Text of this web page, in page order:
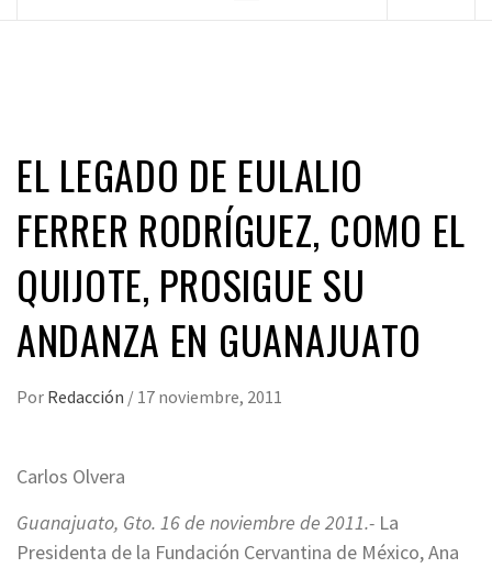
EL LEGADO DE EULALIO
FERRER RODRÍGUEZ, COMO EL
QUIJOTE, PROSIGUE SU
ANDANZA EN GUANAJUATO
Por Redacción / 17 noviembre, 2011
Carlos Olvera
Guanajuato, Gto. 16 de noviembre de 2011.- La
Presidenta de la Fundación Cervantina de México, Ana